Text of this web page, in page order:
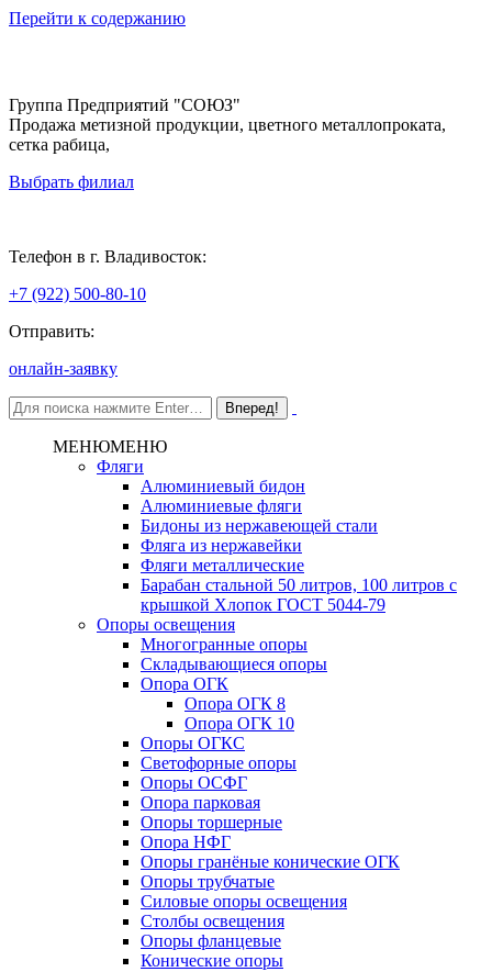
Перейти к содержанию
Группа Предприятий "СОЮЗ"
Продажа метизной продукции, цветного металлопроката,
сетка рабица,
Выбрать филиал
Телефон в г. Владивосток:
+7 (922) 500-80-10
Отправить:
онлайн-заявку
МЕНЮМЕНЮ
Фляги
Алюминиевый бидон
Алюминиевые фляги
Бидоны из нержавеющей стали
Фляга из нержавейки
Фляги металлические
Барабан стальной 50 литров, 100 литров с
крышкой Хлопок ГОСТ 5044-79
Опоры освещения
Многогранные опоры
Складывающиеся опоры
Опора ОГК
Опора ОГК 8
Опора ОГК 10
Опоры ОГКС
Светофорные опоры
Опоры ОСФГ
Опора парковая
Опоры торшерные
Опора НФГ
Опоры гранёные конические ОГК
Опоры трубчатые
Силовые опоры освещения
Столбы освещения
Опоры фланцевые
Конические опоры